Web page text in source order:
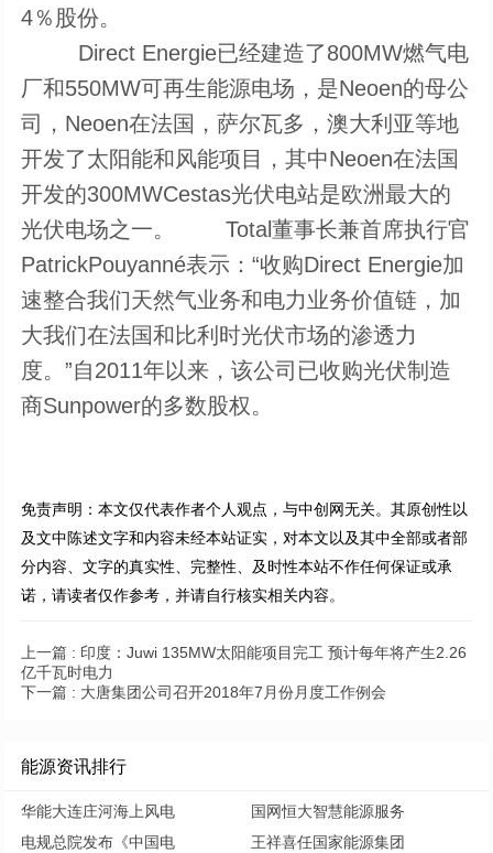
4％股份。
Direct Energie已经建造了800MW燃气电
厂和550MW可再生能源电场，是Neoen的母公
司，Neoen在法国，萨尔瓦多，澳大利亚等地
开发了太阳能和风能项目，其中Neoen在法国
开发的300MWCestas光伏电站是欧洲最大的
光伏电场之一。 Total董事长兼首席执行官
PatrickPouyanné表示：“收购Direct Energie加
速整合我们天然气业务和电力业务价值链，加
大我们在法国和比利时光伏市场的渗透力
度。”自2011年以来，该公司已收购光伏制造
商Sunpower的多数股权。
免责声明：本文仅代表作者个人观点，与中创网无关。其原创性以
及文中陈述文字和内容未经本站证实，对本文以及其中全部或者部
分内容、文字的真实性、完整性、及时性本站不作任何保证或承
诺，请读者仅作参考，并请自行核实相关内容。
上一篇 : 印度：Juwi 135MW太阳能项目完工 预计每年将产生2.26
亿千瓦时电力
下一篇 : 大唐集团公司召开2018年7月份月度工作例会
能源资讯排行
华能大连庄河海上风电
国网恒大智慧能源服务
电规总院发布《中国电
王祥喜任国家能源集团